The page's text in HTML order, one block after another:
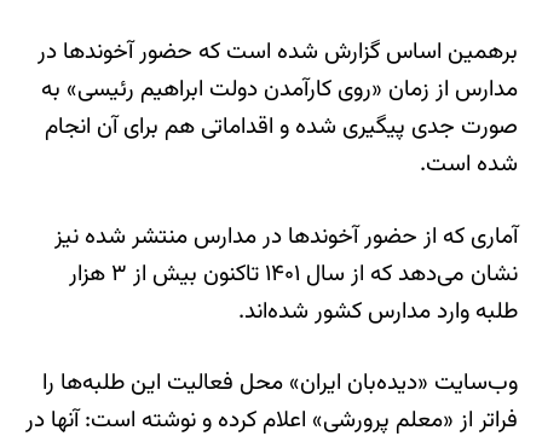
برهمین اساس گزارش شده است که حضور آخوندها در
مدارس از زمان «روی کارآمدن دولت ابراهیم رئیسی» به
صورت جدی پیگیری شده و اقداماتی هم برای آن انجام
شده است.
آماری که از حضور آخوندها در مدارس منتشر شده نیز
نشان می‌دهد که از سال ۱۴۰۱ تاکنون بیش از ۳ هزار
طلبه وارد مدارس کشور شده‌اند.
وب‌سایت «دیده‌بان ایران» محل فعالیت این طلبه‌ها را
فراتر از «معلم پرورشی» اعلام کرده و نوشته است: آنها در